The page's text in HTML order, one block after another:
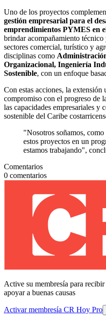
Uno de los proyectos
gestión empresarial para el
emprendimientos PYMES en
brindar acompañamiento
sectores comercial, turístico y
disciplinas como
Organizacional, Ingeniería
Sostenible, con un enfoque
Con estas acciones, la
compromiso con el progreso de
las capacidades empresariales y
sostenible del Caribe
"Nosotros soñamos,
estos proyectos en un
estamos trabajando",
Comentarios
0 comentarios
Active su membresía para
apoyar a buenas causas
Activar membresía CR Hoy Pro